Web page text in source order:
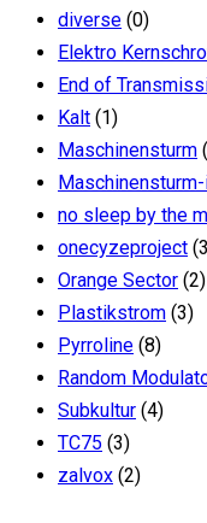
diverse (0)
Elektro
End of
Kalt (1)
Maschinensturm
no sleep by the
onecyzeproject
Orange Sector (2)
Plastikstrom (3)
Pyrroline (8)
Random
Subkultur (4)
TC75 (3)
zalvox (2)